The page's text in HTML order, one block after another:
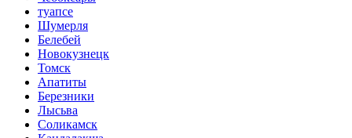
туапсе
Шумерля
Белебей
Новокузнецк
Томск
Апатиты
Березники
Лысьва
Соликамск